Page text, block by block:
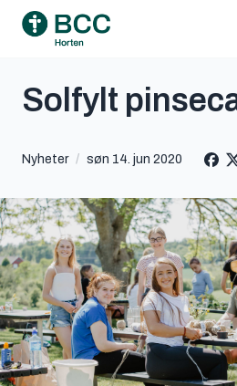
Solfylt
Nyheter / søn 14. jun 2020